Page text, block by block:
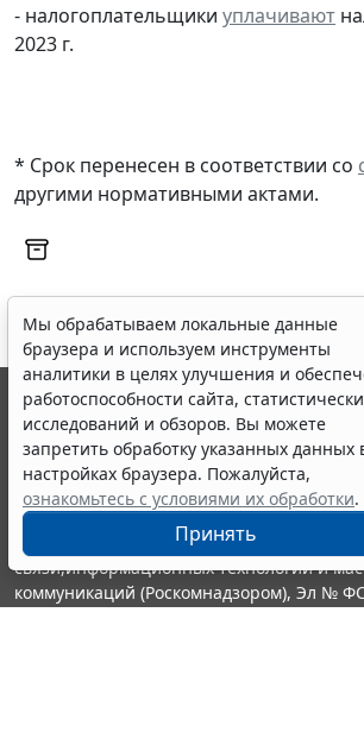
- налогоплательщики уплачивают
2023 г.
* Срок перенесен в соответствии со
другими нормативными актами.
Мы обрабатываем локальные данные
браузера и используем инструменты
аналитики в целях улучшения и
работоспособности сайта,
исследований и обзоров. Вы можете
запретить обработку указанных данных
настройках браузера. Пожалуйста,
ознакомьтесь с условиями их обработки.
Принять
© ООО "НПП "ГАРАНТ-СЕРВИС", 2026.
выпускается с 1990 года. Компания
являются участниками Российской
информации ГАРАНТ.
Портал ГАРАНТ.РУ зарегистрирован в
издания Федеральной службой по
связи,информационных технологий и
коммуникаций (Роскомнадзором), Эл №